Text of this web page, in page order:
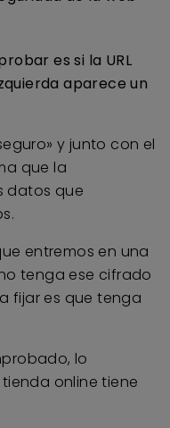
es si la URL
aparece un
y junto con el
que la
datos que
entremos en una
tenga ese cifrado
fijar es que tenga
lo
online tiene